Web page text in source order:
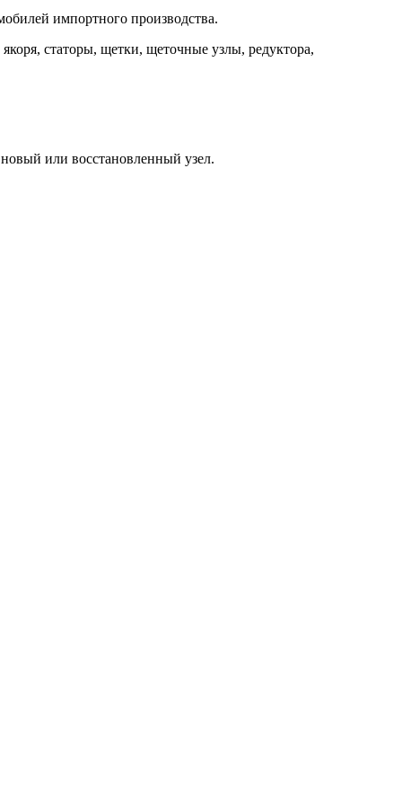
импортного производства.
статоры, щетки, щеточные узлы, редуктора,
или восстановленный узел.